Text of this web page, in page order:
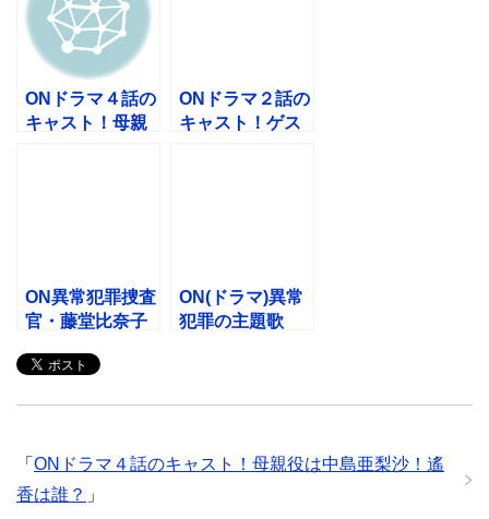
ONドラマ４話の
キャスト！母親
ONドラマ２話の
キャスト！ゲス
ON異常犯罪捜査
官・藤堂比奈子
作は小説！いつ
ON(ドラマ)異常
犯罪の主題歌
「 ONドラマ４話のキャスト！母親役は中島亜梨沙！遙
香は誰？ 」